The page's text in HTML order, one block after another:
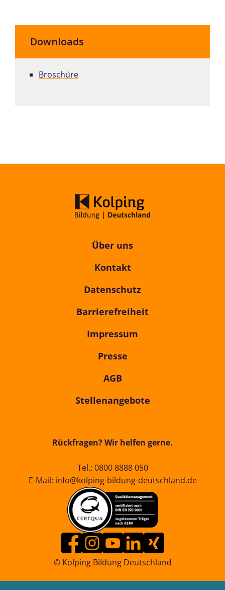
Downloads
Broschüre
Über uns
Kontakt
Datenschutz
Barrierefreiheit
Impressum
Presse
AGB
Stellenangebote
Rückfragen? Wir helfen gerne.
Tel.: 0800 8888 050
E-Mail: info@kolping-bildung-deutschland.de
© Kolping Bildung Deutschland